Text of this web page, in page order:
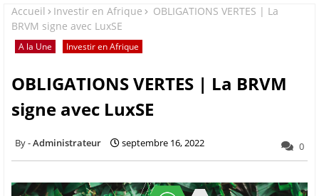
Accueil Investir en Afrique
OBLIGATIONS VERTES | La
BRVM signe avec LuxSE
A la Une Investir en Afrique
OBLIGATIONS VERTES | La BRVM
signe avec LuxSE
Administrateur septembre 16, 2022 0